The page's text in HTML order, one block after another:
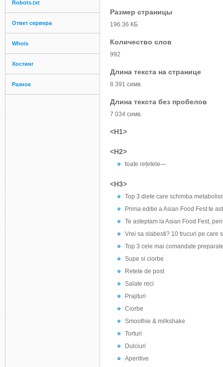
Robots.txt
Ответ сервера
Whois
Хостинг
Разное
Размер страницы
196.36 КБ
Количество слов
992
Длина текста на странице
8 391 симв.
Длина текста без пробелов
7 034 симв.
<H1>
<H2>
toate rețetele—
<H3>
Top 3 diete care schimba
Prima editie a Asian Food Fest te
Te asteptam la Asian Food Fest,
Vrei sa slabesti? 10 trucuri pe care
Top 3 cele mai comandate
Supe si ciorbe
Retete de post
Salate reci
Prajituri
Ciorbe
Smoothie & milkshake
Torturi
Dulciuri
Aperitive